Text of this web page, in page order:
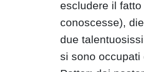
escludere il
conoscesse),
due
si sono